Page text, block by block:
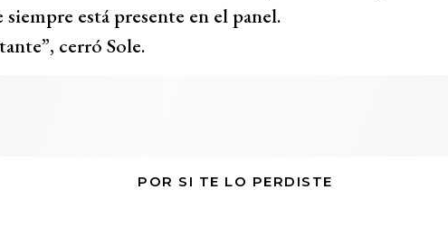
está presente en el panel.
cerró Sole.
POR SI TE LO PERDISTE